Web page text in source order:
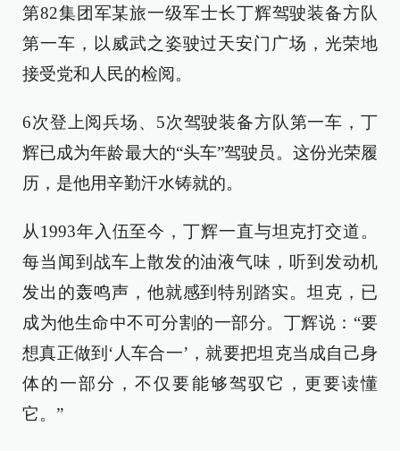
第82集团军某旅一级军士长丁辉驾驶装备方队
第一车，以威武之姿驶过天安门广场，光荣地
接受党和人民的检阅。
6次登上阅兵场、5次驾驶装备方队第一车，丁
辉已成为年龄最大的“头车”驾驶员。这份光荣履
历，是他用辛勤汗水铸就的。
从1993年入伍至今，丁辉一直与坦克打交道。
每当闻到战车上散发的油液气味，听到发动机
发出的轰鸣声，他就感到特别踏实。坦克，已
成为他生命中不可分割的一部分。丁辉说：“要
想真正做到‘人车合一’，就要把坦克当成自己身
体的一部分，不仅要能够驾驭它，更要读懂
它。”